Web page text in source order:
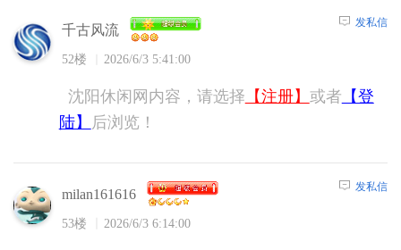
千古风流
52楼 2026/6/3 5:41:00
发私信
沈阳休闲网内容，请选择 【注册】 或者 【登
陆】
后浏览！
milan161616
53楼 2026/6/3 6:14:00
发私信